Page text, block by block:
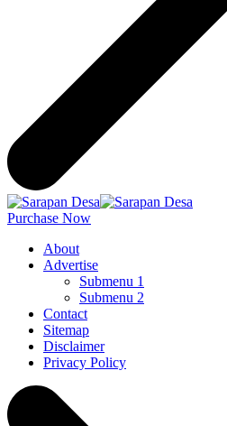
Purchase Now
About
Advertise
Submenu 1
Submenu 2
Contact
Sitemap
Disclaimer
Privacy Policy